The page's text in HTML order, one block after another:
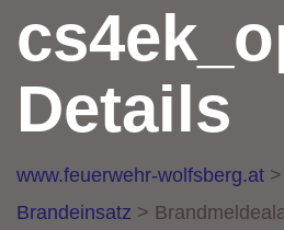
Details
www.feuerwehr-wolfsberg.at >
Brandeinsatz >